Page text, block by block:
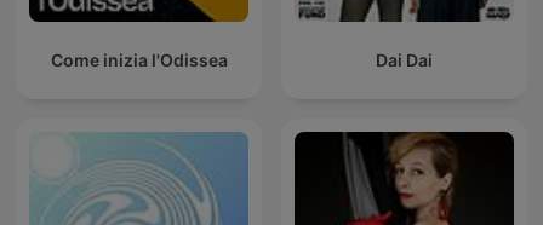
Come inizia l'Odissea Dai Dai